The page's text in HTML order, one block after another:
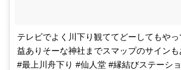
テレビでよく川下り観ててどーしてもやっ
益ありそーな神社までスマップのサイン
#最上川舟下り #仙人堂 #縁結びステーシ